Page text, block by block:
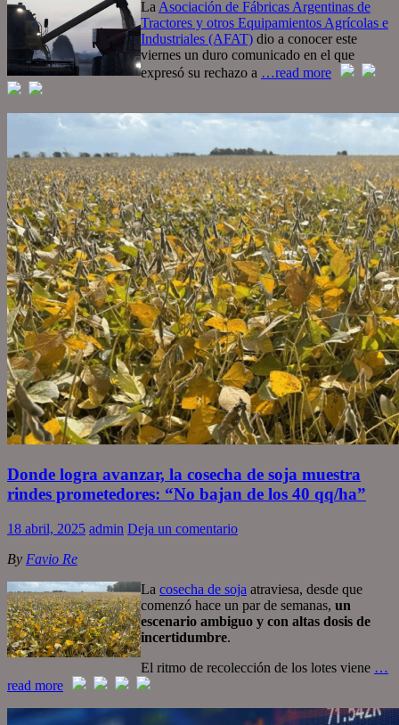
La Asociación de Fábricas Argentinas de
Tractores y otros Equipamientos Agrícolas e
Industriales (AFAT) dio a conocer este
viernes un duro comunicado en el que
expresó su rechazo a …read more
Donde logra avanzar, la cosecha de soja muestra
rindes prometedores: “No bajan de los 40 qq/ha”
18 abril, 2025 admin Deja un comentario
By Favio Re
La cosecha de soja atraviesa, desde que
comenzó hace un par de semanas, un
escenario ambiguo y con altas dosis de
incertidumbre.
El ritmo de recolección de los lotes viene …
read more